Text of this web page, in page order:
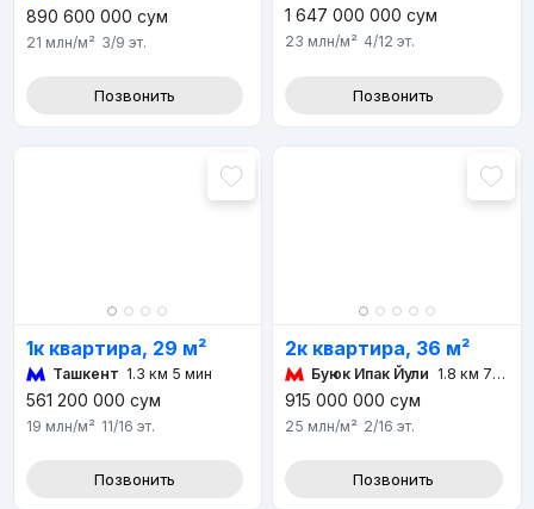
890 600 000 сум
21 млн/м² 3/9 эт.
Позвонить
1 647 000 000 сум
23 млн/м² 4/12 эт.
Позвонить
1к квартира, 29 м²
Ташкент 1.3 км 5 мин
561 200 000 сум
19 млн/м² 11/16 эт.
Позвонить
2к квартира, 36 м²
Буюк Ипак Йули 1.8 км 7 мин
915 000 000 сум
25 млн/м² 2/16 эт.
Позвонить